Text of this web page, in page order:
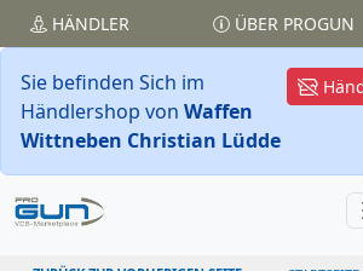
HÄNDLER ÜBER PROGUN
Sie befinden Sich im
Händlershop von Waffen
Wittneben Christian Lüdde